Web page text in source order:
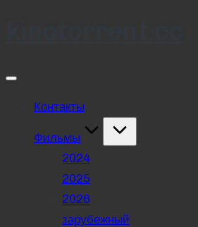
Контакты
Фильмы
2024
2025
2026
зарубежный